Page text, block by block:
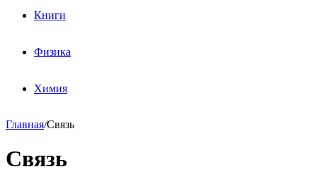
Книги
Физика
Химия
Главная/Связь
Связь